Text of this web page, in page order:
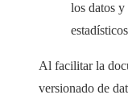
los datos
Al facilitar la
versionado de